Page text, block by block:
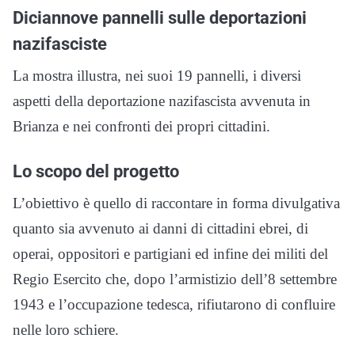
Diciannove pannelli sulle deportazioni
nazifasciste
La mostra illustra, nei suoi 19 pannelli, i diversi
aspetti della deportazione nazifascista avvenuta in
Brianza e nei confronti dei propri cittadini.
Lo scopo del progetto
L’obiettivo è quello di raccontare in forma divulgativa
quanto sia avvenuto ai danni di cittadini ebrei, di
operai, oppositori e partigiani ed infine dei militi del
Regio Esercito che, dopo l’armistizio dell’8 settembre
1943 e l’occupazione tedesca, rifiutarono di confluire
nelle loro schiere.